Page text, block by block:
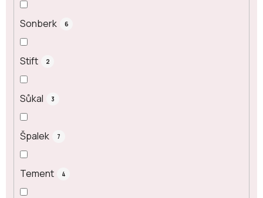
Sonberk 6
Stift 2
Sůkal 3
Špalek 7
Tement 4